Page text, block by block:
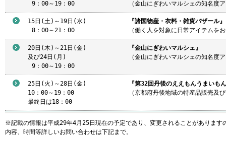
9 ：00～19：00
（金山にぎわいマルシェの知名度
15日(土)～19日(水)
8 ：00～21：00
『諸国物産・衣料・雑貨バザール』
（働く人を対象に日常アイテムを
20日(木)～21日(金)
及び24日(月)
9 ：00～19：00
『金山にぎわいマルシェ』
（金山にぎわいマルシェの知名度
25日(火)～28日(金)
10：00～19：00
最終日は18：00
『第32回丹後のええもんうまい
（京都府丹後地域の特産品販売及
※記載の情報は平成29年4月25日現在の予定であり、変更されることがあります
内容、時間等詳しいお問い合わせは下記まで。